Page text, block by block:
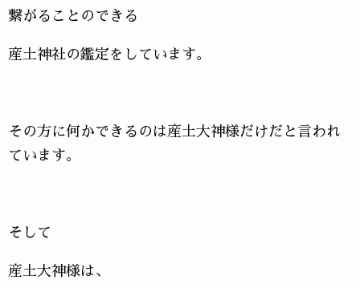
繋がることのできる
産土神社の鑑定をしています。
その方に何かできるのは産土大神様だけだと言われ
ています。
そして
産土大神様は、